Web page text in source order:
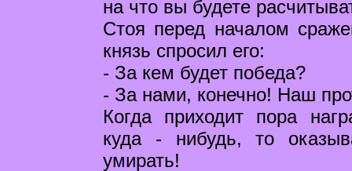
на что вы будете
Стоя перед началом
князь спросил его:
- За кем будет победа?
- За нами, конечно! Наш
Когда приходит пора
куда - нибудь, то
умирать!